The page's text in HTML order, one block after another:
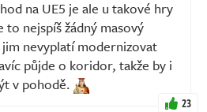
na UE5 je ale u takové hry
nejspíš žádný masový
nevyplatí modernizovat
půjde o koridor, takže by i
v pohodě.
23